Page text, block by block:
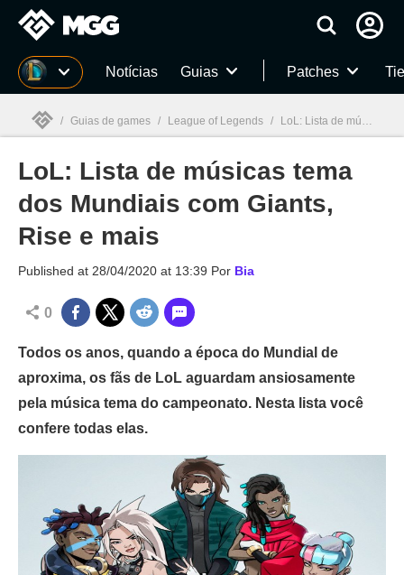
Millenium Notícias Guias Patches
Millenium
/ Guias de games / League of Legends / LoL: Lista de músicas tema dos Mundiais com Giants, Rise e mais
LoL: Lista de músicas tema
dos Mundiais com Giants,
Rise e mais
Published at 28/04/2020 at 13:39 Por Bia
0
Todos os anos, quando a época do Mundial de
aproxima, os fãs de LoL aguardam ansiosamente
pela música tema do campeonato. Nesta lista você
confere todas elas.